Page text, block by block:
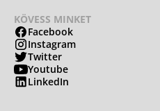
KÖVESS MINKET
Facebook
Instagram
Twitter
Youtube
LinkedIn